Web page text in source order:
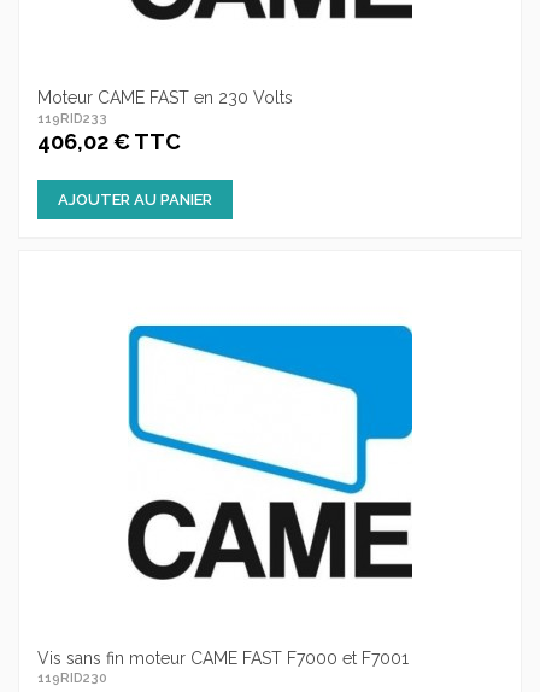
Moteur CAME FAST en 230 Volts
119RID233
406,02 € TTC
AJOUTER AU PANIER
Vis sans fin moteur CAME FAST F7000 et F7001
119RID230